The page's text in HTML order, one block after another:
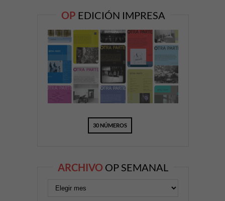
OP EDICIÓN IMPRESA
30 NÚMEROS
ARCHIVO OP SEMANAL